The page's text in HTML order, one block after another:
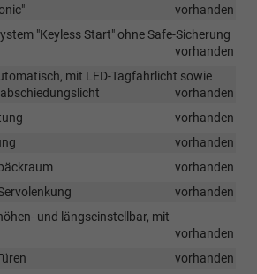
vorhanden
"Keyless Start" ohne Safe-Sicherung
vorhanden
mit LED-Tagfahrlicht sowie
vorhanden
vorhanden
vorhanden
vorhanden
vorhanden
und längseinstellbar, mit
vorhanden
vorhanden